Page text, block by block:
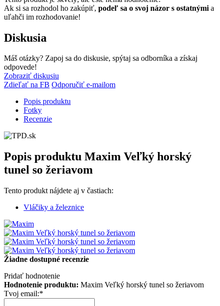
Ak si sa rozhodol ho zakúpiť, podeľ sa o svoj názor s ostatnými a
uľahči im rozhodovanie!
Diskusia
Máš otázky? Zapoj sa do diskusie, spýtaj sa odborníka a získaj
odpovede!
Zobraziť diskusiu
Zdieľať na FB Odporučiť e-mailom
Popis produktu
Fotky
Recenzie
Popis produktu Maxim Veľký horský
tunel so žeriavom
Tento produkt nájdete aj v častiach:
Vláčiky a železnice
Žiadne dostupné recenzie
Pridať hodnotenie
Hodnotenie produktu: Maxim Veľký horský tunel so žeriavom
Tvoj email:*